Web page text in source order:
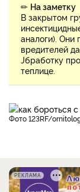
✏ На заметку
В закрытом
аналоги). Они
вредителей
Jбработку
теплице.
фото 123RF/
РЕКЛАМА